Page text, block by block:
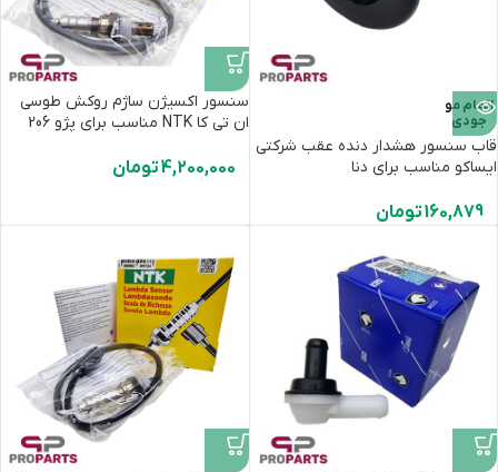
اتمام مو
جودی
قاب سنسور هشدار دنده عقب شرکتی
ایساکو مناسب برای دنا
160,879تومان
سنسور اکسیژن ساژم روکش طوسی
ان تی کا NTK مناسب برای پژو 206
4,200,000تومان